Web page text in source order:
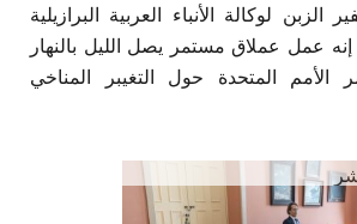
الزبن لوكالة الأنباء العربية البرازيلية
عمل عملاق مستمر يصل الليل بالنهار
الأمم المتحدة حول التغيبر المناخي